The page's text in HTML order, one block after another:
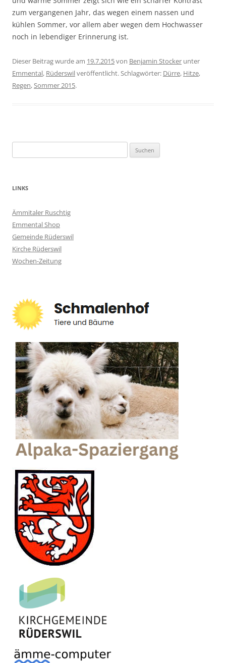
zum vergangenen Jahr, das wegen einem nassen und
kühlen Sommer, vor allem aber wegen dem Hochwasser
noch in lebendiger Erinnerung ist.
Dieser Beitrag wurde am 19.7.2015von Benjamin Stocker unter
Emmental, Rüderswilveröffentlicht. Schlagwörter: Dürre, Hitze,
Regen,Sommer 2015.
nach:
LINKS
Ämmitaler Ruschtig
Emmental Shop
Gemeinde Rüderswil
Kirche Rüderswil
Wochen-Zeitung